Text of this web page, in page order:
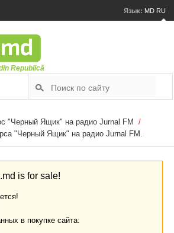
Язык: MD RU
Republică
"Черный Ящик" на радио Jurnal FM
/
"Черный Ящик" на радио Jurnal FM.
is for sale!
в покупке сайта: